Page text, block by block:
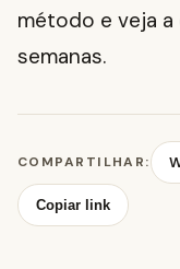
método e veja a
semanas.
COMPARTILHAR:
Copiar link